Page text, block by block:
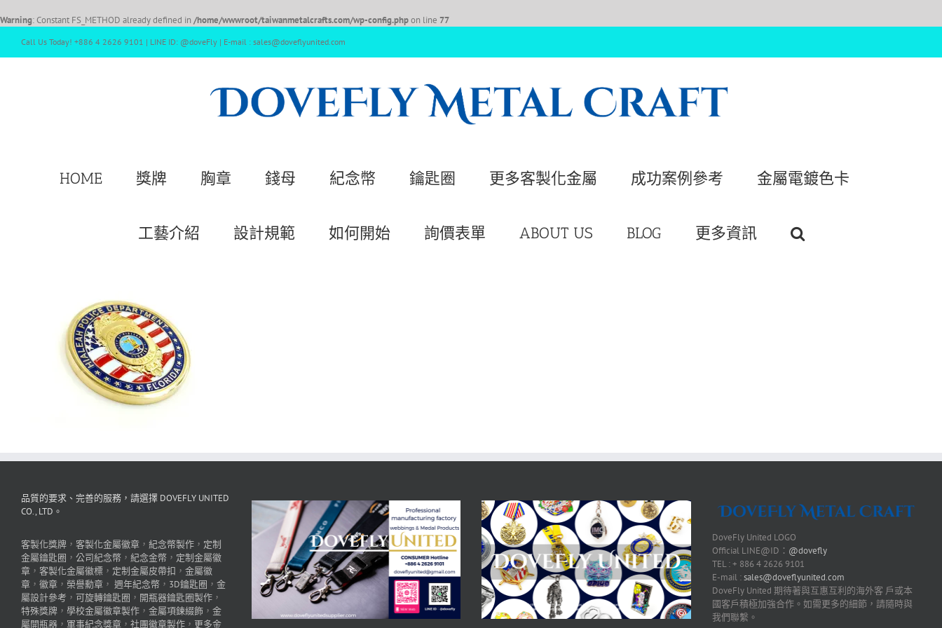
Warning: Constant FS_METHOD already defined in /home/wwwroot/taiwanmetalcrafts.com/wp-config.phpon line 77
Call Us Today! +886 4 2626 9101 | LINE ID: @doveFly | E-mail : sales@doveflyunited.com
HOME 獎牌 胸章 錢母 紀念幣 鑰匙圈 更多客製化金屬 成功案例參考 金屬電鍍色卡
工藝介紹 設計規範 如何開始 詢價表單 ABOUT US BLOG 更多資訊
品質的要求、完善的服務，請選擇 DOVEFLY UNITED
CO., LTD。
客製化獎牌 ， 客製化金屬徽章 ， 紀念幣製作 ， 定制
金屬鑰匙圈 ， 公司紀念幣 ， 紀念金幣 ， 定制金屬徽
章 ， 客製化金屬徽標 ， 定制金屬皮帶扣 ， 金屬徽
章 ， 徽章 ， 榮譽勳章 ， 週年紀念幣 ， 3D鑰匙圈 ， 金
屬設計參考 ， 可旋轉鑰匙圈 ， 開瓶器鑰匙圈製作 ，
特殊獎牌 ， 學校金屬徽章製作 ， 金屬項鍊綴飾 ， 金
屬開瓶器 ， 軍事紀念獎章 ， 社團徽章製作 ， 更多金
DoveFly United LOGO
Official LINE@ID： @dovefly
TEL : + 886 4 2626 9101
E-mail :sales@doveflyunited.com
DoveFly United 期待著與互惠互利的海外客 戶或本
國客戶積極加強合作。如需更多的細節，請隨時與
我們聯繫。